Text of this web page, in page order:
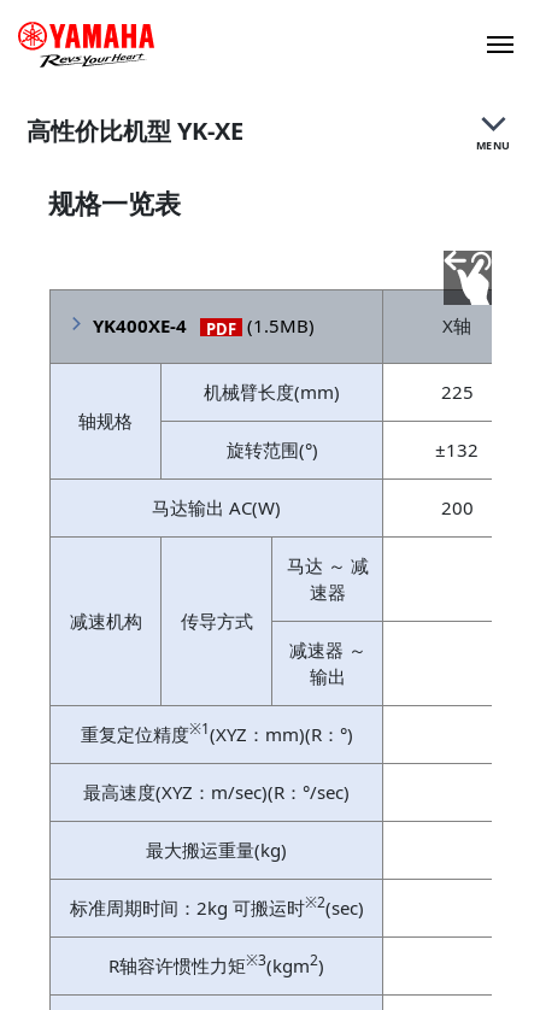
高性价比机型 YK-XE MENU
特点
规格一览表
YK400XE-4 PDF (1.5MB) X轴
轴规格
机械臂长度(mm) 225
旋转范围(°) ±132
马达输出 AC(W) 200
减速机构 传导方式
马达 ～ 减
速器
减速器 ～
输出
重复定位精度※1(XYZ：mm)(R：°)
最高速度(XYZ：m/sec)(R：°/sec)
最大搬运重量(kg)
标准周期时间：2kg 可搬运时※2(sec)
R轴容许惯性力矩※3(kgm2)